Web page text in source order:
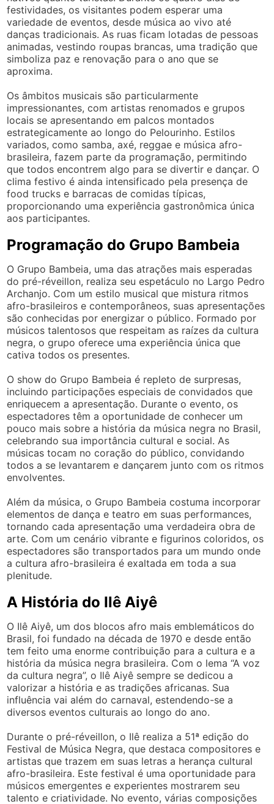
festividades, os visitantes podem esperar uma
variedade de eventos, desde música ao vivo até
danças tradicionais. As ruas ficam lotadas de pessoas
animadas, vestindo roupas brancas, uma tradição que
simboliza paz e renovação para o ano que se
aproxima.
Os âmbitos musicais são particularmente
impressionantes, com artistas renomados e grupos
locais se apresentando em palcos montados
estrategicamente ao longo do Pelourinho. Estilos
variados, como samba, axé, reggae e música afro-
brasileira, fazem parte da programação, permitindo
que todos encontrem algo para se divertir e dançar. O
clima festivo é ainda intensificado pela presença de
food trucks e barracas de comidas típicas,
proporcionando uma experiência gastronômica única
aos participantes.
Programação do Grupo Bambeia
O Grupo Bambeia, uma das atrações mais esperadas
do pré-réveillon, realiza seu espetáculo no Largo Pedro
Archanjo. Com um estilo musical que mistura ritmos
afro-brasileiros e contemporâneos, suas apresentações
são conhecidas por energizar o público. Formado por
músicos talentosos que respeitam as raízes da cultura
negra, o grupo oferece uma experiência única que
cativa todos os presentes.
O show do Grupo Bambeia é repleto de surpresas,
incluindo participações especiais de convidados que
enriquecem a apresentação. Durante o evento, os
espectadores têm a oportunidade de conhecer um
pouco mais sobre a história da música negra no Brasil,
celebrando sua importância cultural e social. As
músicas tocam no coração do público, convidando
todos a se levantarem e dançarem junto com os ritmos
envolventes.
Além da música, o Grupo Bambeia costuma incorporar
elementos de dança e teatro em suas performances,
tornando cada apresentação uma verdadeira obra de
arte. Com um cenário vibrante e figurinos coloridos, os
espectadores são transportados para um mundo onde
a cultura afro-brasileira é exaltada em toda a sua
plenitude.
A História do Ilê Aiyê
O Ilê Aiyê, um dos blocos afro mais emblemáticos do
Brasil, foi fundado na década de 1970 e desde então
tem feito uma enorme contribuição para a cultura e a
história da música negra brasileira. Com o lema “A voz
da cultura negra”, o Ilê Aiyê sempre se dedicou a
valorizar a história e as tradições africanas. Sua
influência vai além do carnaval, estendendo-se a
diversos eventos culturais ao longo do ano.
Durante o pré-réveillon, o Ilê realiza a 51ª edição do
Festival de Música Negra, que destaca compositores e
artistas que trazem em suas letras a herança cultural
afro-brasileira. Este festival é uma oportunidade para
músicos emergentes e experientes mostrarem seu
talento e criatividade. No evento, várias composições